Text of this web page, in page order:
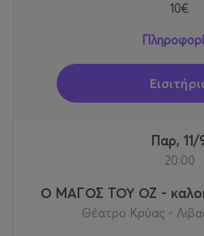
10€
Παρ, 11/
20:00
Ο ΜΑΓΟΣ ΤΟΥ ΟΖ -
Θέατρο Κρύας -